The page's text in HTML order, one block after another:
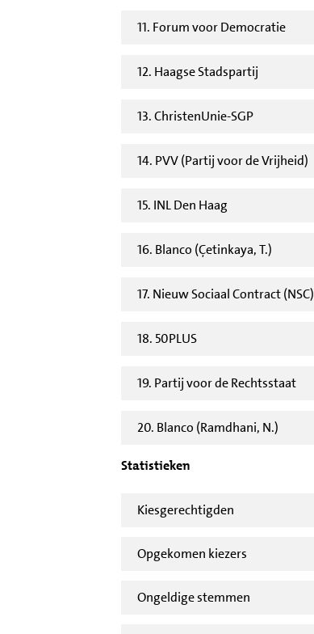
11. Forum voor Democratie
12. Haagse Stadspartij
13. ChristenUnie-SGP
14. PVV (Partij voor de Vrijheid)
15. INL Den Haag
16. Blanco (Çetinkaya, T.)
17. Nieuw Sociaal Contract (NSC)
18. 50PLUS
19. Partij voor de Rechtsstaat
20. Blanco (Ramdhani, N.)
Statistieken
Kiesgerechtigden
Opgekomen kiezers
Ongeldige stemmen